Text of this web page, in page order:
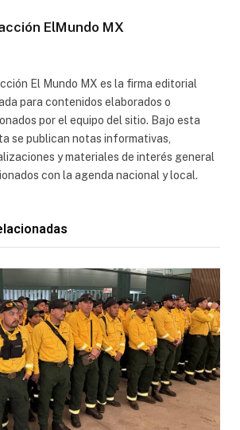
ElMundo MX
El Mundo MX es la firma editorial
para contenidos elaborados o
por el equipo del sitio. Bajo esta
se publican notas informativas,
y materiales de interés general
con la agenda nacional y local.